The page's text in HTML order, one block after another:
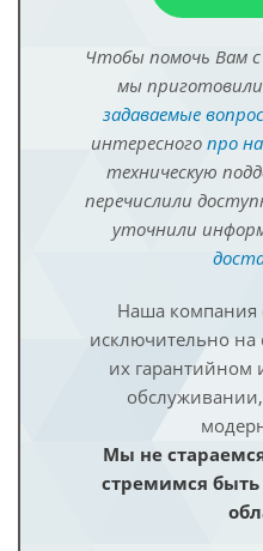
Чтобы помочь Вам
мы приготовили
задаваемые
интересного про
техническую
перечислили
уточнили
Наша компания
исключительно на
их гарантийном
Мы не
стремимся